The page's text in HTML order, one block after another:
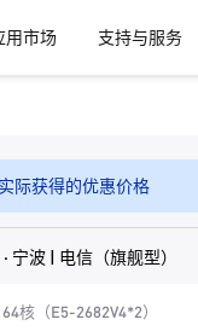
用市场 支持与服务
际获得的优惠价格
宁波 | 电信（旗舰型）
64核（E5-2682V4*2）